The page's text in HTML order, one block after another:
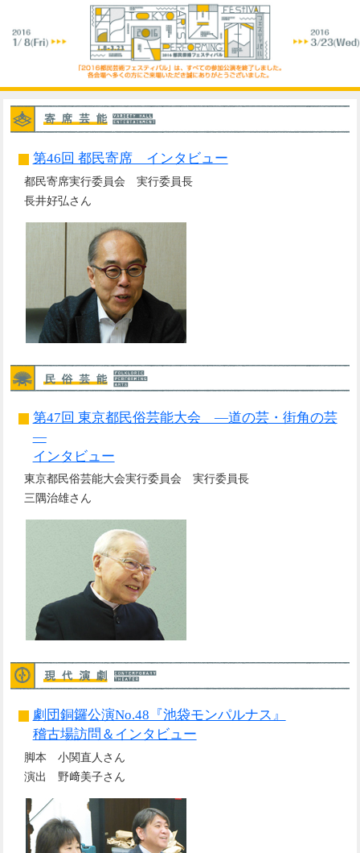
第46回 都民寄席 インタビュー
都民寄席実行委員会 実行委員長
長井好弘さん
第47回 東京都民俗芸能大会 ―道の芸・街角の芸
―
インタビュー
東京都民俗芸能大会実行委員会 実行委員長
三隅治雄さん
劇団銅鑼公演No.48『池袋モンパルナス』
稽古場訪問＆インタビュー
脚本 小関直人さん
演出 野﨑美子さん